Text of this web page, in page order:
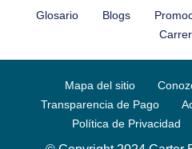
Glosario Blogs
Mapa del sitio
Transparencia de Pago
Política de Privacidad